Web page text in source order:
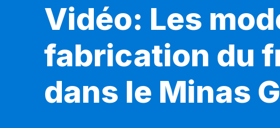
Vidéo: Les
fabrication du
dans le Minas